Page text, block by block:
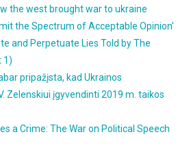
the west brought war to ukraine
the Spectrum of Acceptable Opinion'
and Perpetuate Lies Told by The
1)
pripažįsta, kad Ukrainos
Zelenskiui įgyvendinti 2019 m. taikos
a Crime: The War on Political Speech